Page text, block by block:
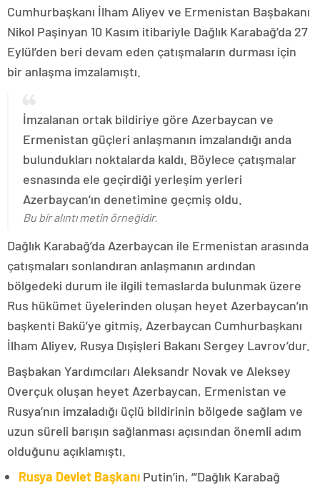
Cumhurbaşkanı İlham Aliyev ve Ermenistan Başbakanı
Nikol Paşinyan 10 Kasım itibariyle Dağlık Karabağ’da 27
Eylül’den beri devam eden çatışmaların durması için
bir anlaşma imzalamıştı.
İmzalanan ortak bildiriye göre Azerbaycan ve
Ermenistan güçleri anlaşmanın imzalandığı anda
bulundukları noktalarda kaldı. Böylece çatışmalar
esnasında ele geçirdiği yerleşim yerleri
Azerbaycan’ın denetimine geçmiş oldu.
Bu bir alıntı metin örneğidir.
Dağlık Karabağ’da Azerbaycan ile Ermenistan arasında
çatışmaları sonlandıran anlaşmanın ardından
bölgedeki durum ile ilgili temaslarda bulunmak üzere
Rus hükümet üyelerinden oluşan heyet Azerbaycan’ın
başkenti Bakü’ye gitmiş, Azerbaycan Cumhurbaşkanı
İlham Aliyev, Rusya Dışişleri Bakanı Sergey Lavrov’dur.
Başbakan Yardımcıları Aleksandr Novak ve Aleksey
Overçuk oluşan heyet Azerbaycan, Ermenistan ve
Rusya’nın imzaladığı üçlü bildirinin bölgede sağlam ve
uzun süreli barışın sağlanması açısından önemli adım
olduğunu açıklamıştı.
Rusya Devlet Başkanı Putin’in, “‘Dağlık Karabağ